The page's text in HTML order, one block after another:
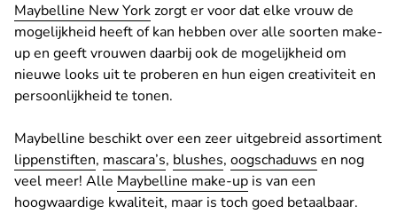
Maybelline New Yorkzorgt er voor dat elke vrouw de
mogelijkheid heeft of kan hebben over alle soorten make-
up en geeft vrouwen daarbij ook de mogelijkheid om
nieuwe looks uit te proberen en hun eigen creativiteit en
persoonlijkheid te tonen.
Maybelline beschikt over een zeer uitgebreid assortiment
lippenstiften, mascara’s, blushes, oogschaduws en nog
veel meer! Alle Maybelline make-up is van een
hoogwaardige kwaliteit, maar is toch goed betaalbaar.